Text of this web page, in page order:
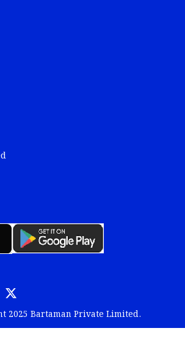
2025 Bartaman Private Limited.